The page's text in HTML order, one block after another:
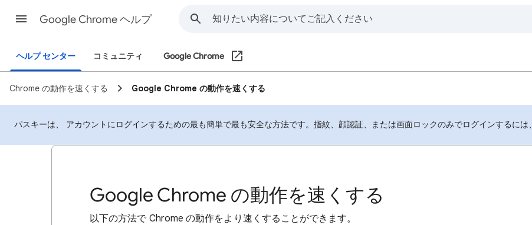
Google Chrome ヘルプ
ヘルプ センター コミュニティ Google Chrome
Chrome の動作を速くする Google Chrome の動作を速くする
パスキーは、 アカウントにログインするための最も簡単で最も安全な方法です。指紋、顔認証、または画面ロックのみでログインするには、
Google Chrome の動作を速くする
以下の方法で Chrome の動作をより速くすることができます。